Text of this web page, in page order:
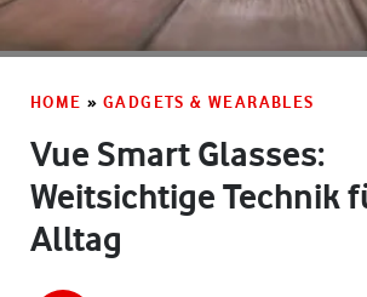
HOME » GADGETS & WEARABLES
Vue Smart Glasses:
Weitsichtige Technik
Alltag